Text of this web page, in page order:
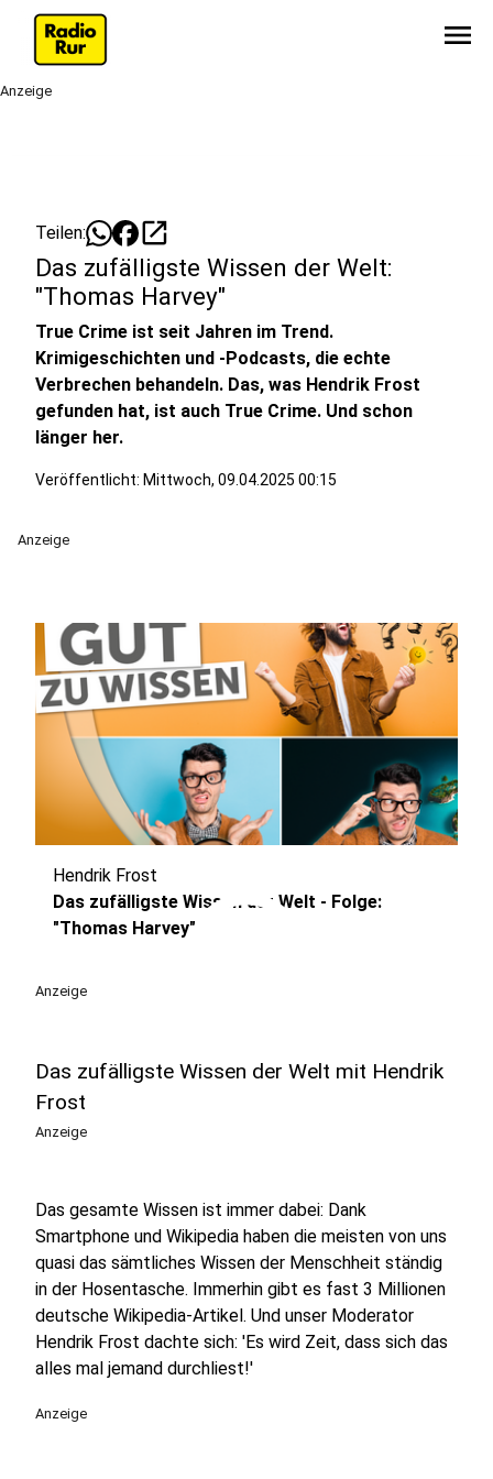
menu
Anzeige
Teilen: open_in_new
Das zufälligste Wissen der Welt:
"Thomas Harvey"
True Crime ist seit Jahren im Trend.
Krimigeschichten und -Podcasts, die echte
Verbrechen behandeln. Das, was Hendrik Frost
gefunden hat, ist auch True Crime. Und schon
länger her.
Veröffentlicht: Mittwoch, 09.04.2025 00:15
Anzeige
play_circle
Hendrik Frost
Das zufälligste Wissen der Welt - Folge:
"Thomas Harvey"
Anzeige
Das zufälligste Wissen der Welt mit Hendrik
Frost
Anzeige
Das gesamte Wissen ist immer dabei: Dank
Smartphone und Wikipedia haben die meisten von uns
quasi das sämtliches Wissen der Menschheit ständig
in der Hosentasche. Immerhin gibt es fast 3 Millionen
deutsche Wikipedia-Artikel. Und unser Moderator
Hendrik Frost dachte sich: 'Es wird Zeit, dass sich das
alles mal jemand durchliest!'
Anzeige